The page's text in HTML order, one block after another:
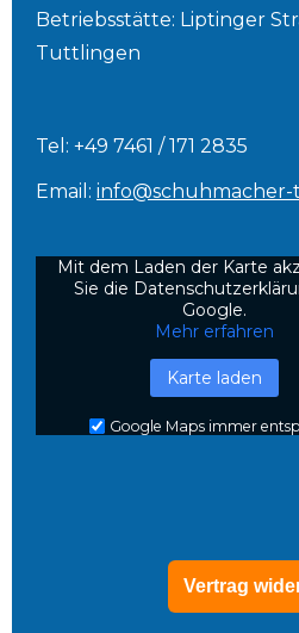
Betriebsstätte: Liptinger
Tuttlingen
Tel: +49 7461 / 171 2835
Email: info@schuhmacher-
Mit dem Laden der Karte
Sie die
Google.
Mehr erfahren
Karte laden
Google Maps immer
Vertrag